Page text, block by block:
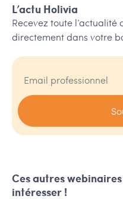
L’actu Holivia
Recevez toute
directement dans votre
Ces autres
intéresser !